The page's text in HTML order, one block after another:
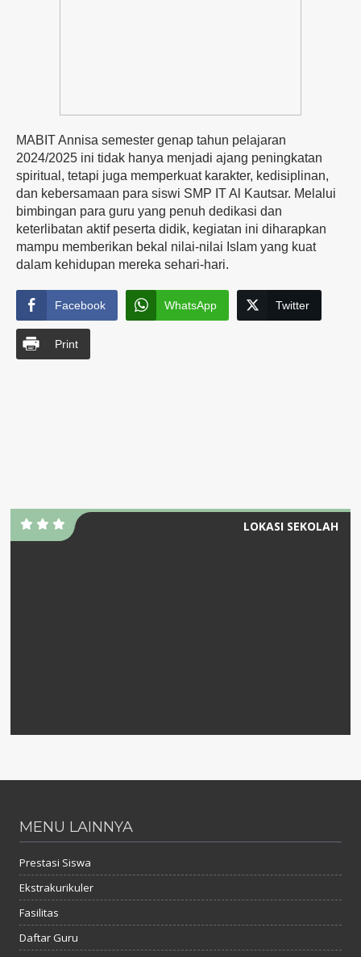
MABITAnnisa semester genap tahun pelajaran
2024/2025 ini tidak hanya menjadi ajang peningkatan
spiritual, tetapi juga memperkuat karakter, kedisiplinan,
dan kebersamaan para siswi SMP ITAl Kautsar. Melalui
bimbingan para guru yang penuh dedikasi dan
keterlibatan aktif peserta didik, kegiatan ini diharapkan
mampu memberikan bekal nilai-nilai Islam yang kuat
dalam kehidupan mereka sehari-hari.
Facebook WhatsApp Twitter
Print
LOKASI SEKOLAH
MENU LAINNYA
Prestasi Siswa
Ekstrakurikuler
Fasilitas
Daftar Guru